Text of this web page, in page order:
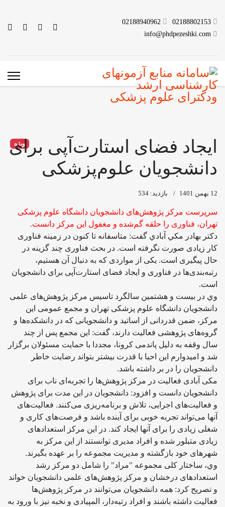
02188802153
02188940962
info@phdpezeshki.com
ویژه
ایجاد فضای استارت‌آپی برای
دانشجویان علوم‌پزشکی
12 بهمن 1401 بازدید: 534
سرپرست مرکز پژوهش‌های دانشجویان دانشگاه علوم پزشکی
تهران، فناوری را حلقه گم‌شده و مغفول این مرکز دانست.
دکتر بهادر مکي آبادي گفت: متاسفانه تا کنون در زمینه فناوری
کار زیادی صورت نگرفته است. در بحث فناوری چند گزینه در
حال پیگیری است. یکی از مواردی که به دنبال آن هستیم،
رتبه‌بندی‌ها در فناوری و ایجاد فضای استارت‌آپی برای دانشجویان
است.
وي در بیست و هشتمین سالگرد تاسیس مرکز پژوهش‌های علمی
دانشجویان دانشگاه علوم پزشکی تهران و مجمع عمومی این
مرکز، ضمن قدردانی از اساتید و دانشجویانی که در دانشکده‌ها و
گروه‌های پژوهشی فعالیت دارند، گفت: این مجمع پس از چند
سال وقفه به دلیل پاندمی کرونا، مجددا با حمایت مسئولان برگزار
شد و امیدوارم این احیا با قدرت بیشتر بتواند رضایت خاطر
دانشجویان را در بر داشته باشد.
مکی آبادی فعالیت در مرکز پژوهش‌ها را تجربه‌ای ناب برای
دانشجویان دانست و افزود: دانشجویان در این مدت برای پژوهش
و فعالیت‌های اجرایی، تلاش و برنامه‌ریزی می‌کنند. فعالیت‌های
آنها می‌تواند تجربه خوبی برای آینده باشد و فرصت‌های کاری و
شغلی زیادی را برای آنها ایجاد کند. در این مرکز استعدادهای
زیادی متبلور شده و افراد مدیری توانستند از این مرکز به
شهرهای خود بازگشته و مدیریت مجموعه را بر عهده بگیرند.
وي، ساختار کلی مجموعه "مراد" را شامل دو مرکز رشد
استعدادهای درخشان و مرکز پژوهش‌های علمی دانشجویان خواند
و تصریح کرد: همه دانشجویان می‌توانند در مرکز پژوهش‌ها
فعالیت داشته باشند و افراد رتبه‌دار، المپیادی و نخبه نیز با ورود به